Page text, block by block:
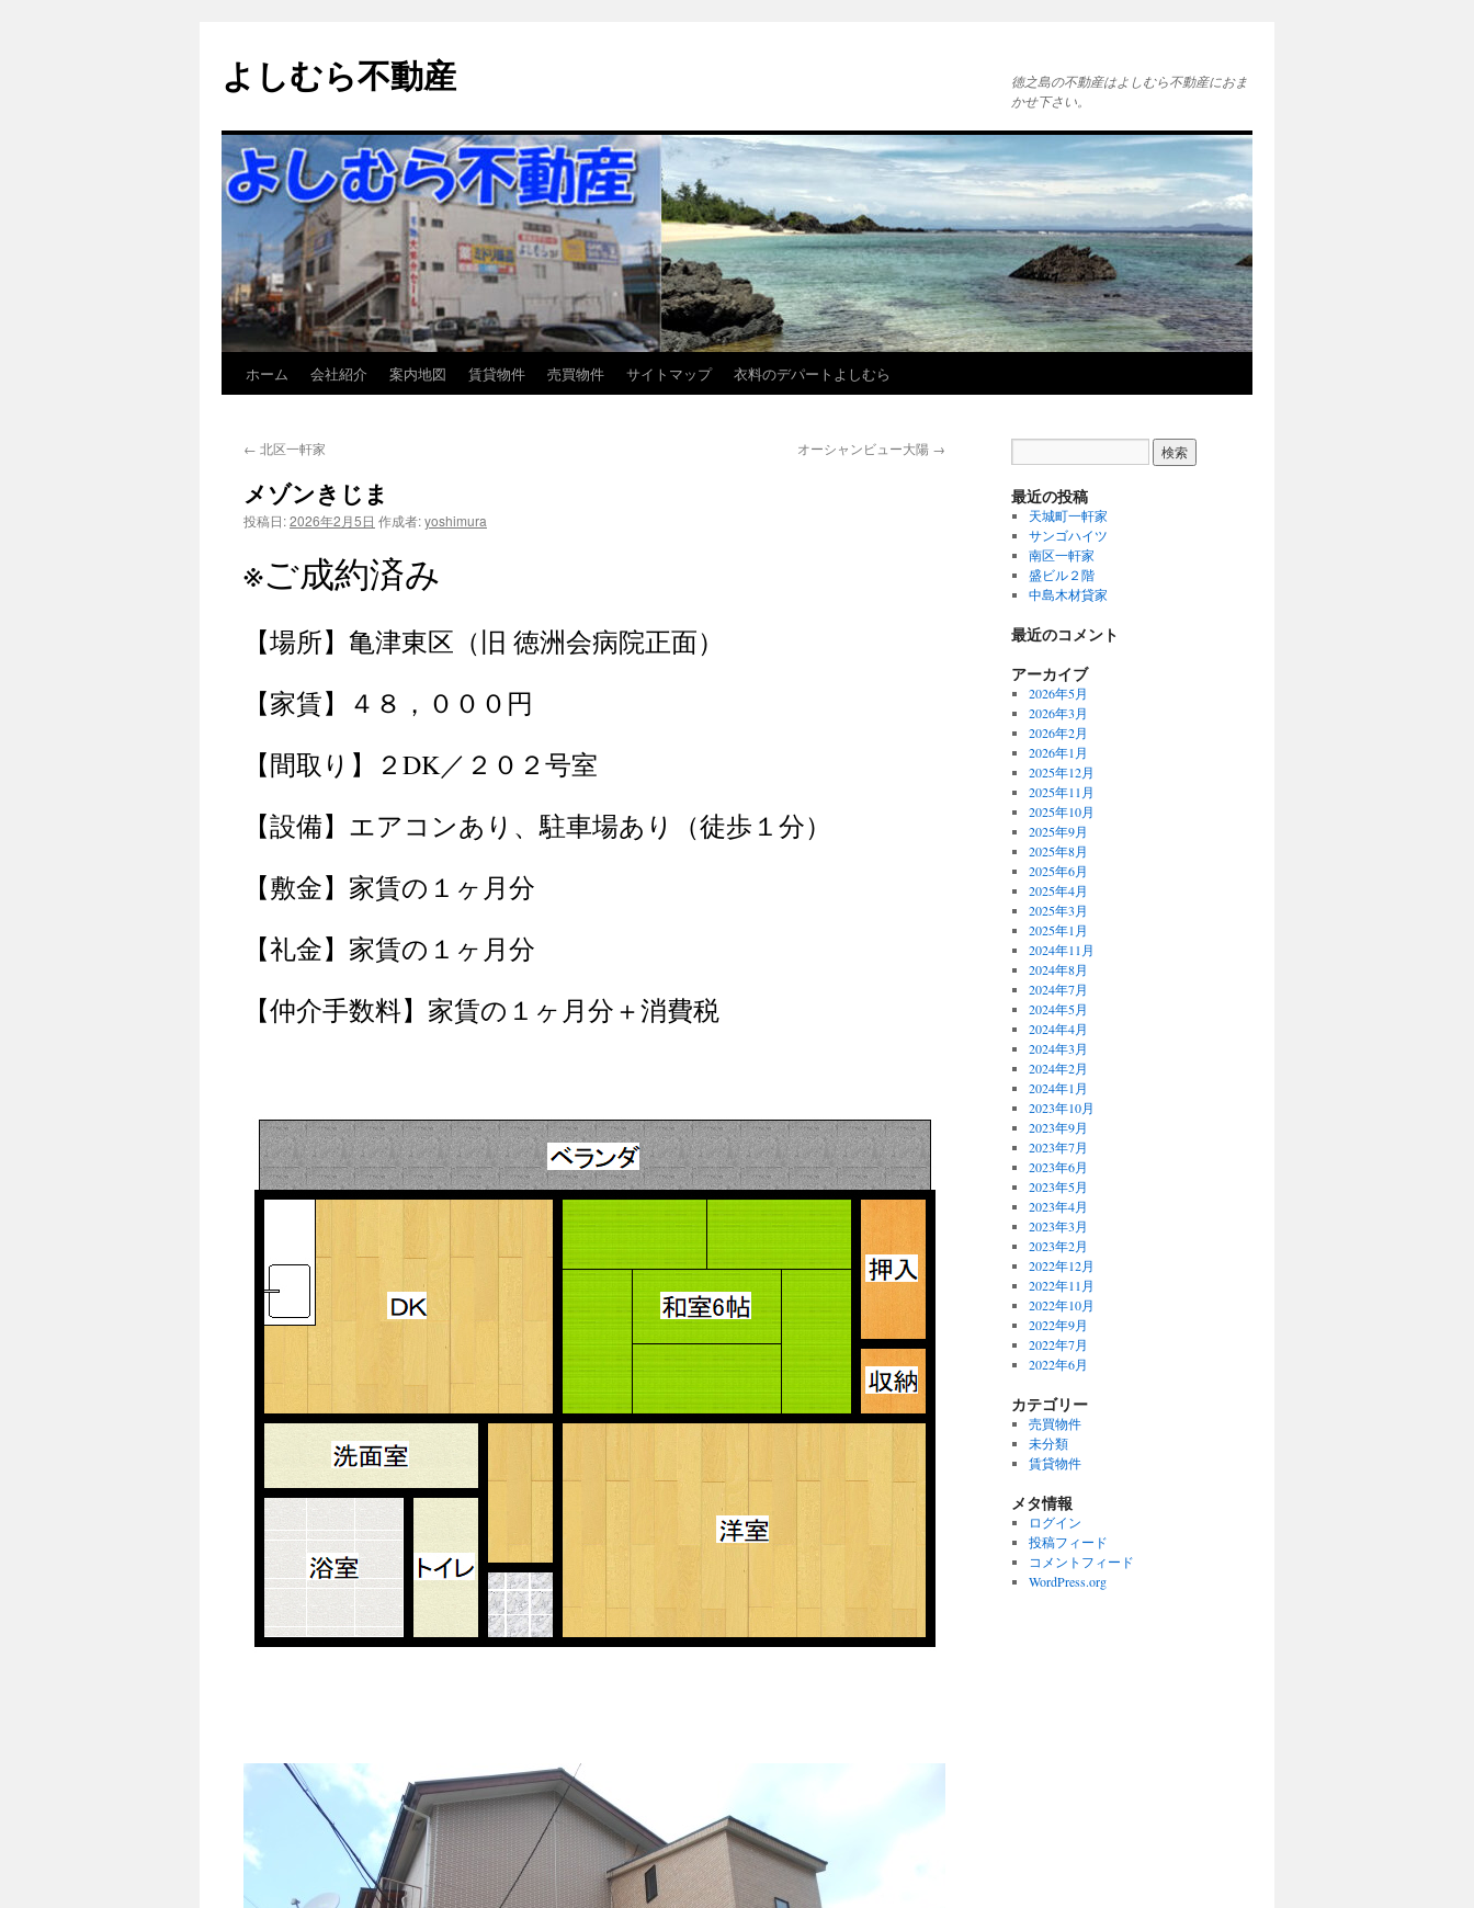
よしむら不動産
徳之島の不動産はよしむら不動産におま
かせ下さい。
へ
ホーム 会社紹介 案内地図 賃貸物件 売買物件 サイトマップ 衣料のデパートよしむら
← 北区一軒家 オーシャンビュー大陽 →
メゾンきじま
投稿日:2026年2月5日 作成者:yoshimura
※ご成約済み
【場所】亀津東区（旧 徳洲会病院正面）
【家賃】４８，０００円
【間取り】２DK／２０２号室
【設備】エアコンあり、駐車場あり（徒歩１分）
【敷金】家賃の１ヶ月分
【礼金】家賃の１ヶ月分
【仲介手数料】家賃の１ヶ月分＋消費税
最近の投稿
天城町一軒家
サンゴハイツ
南区一軒家
盛ビル２階
中島木材貸家
最近のコメント
アーカイブ
2026年5月
2026年3月
2026年2月
2026年1月
2025年12月
2025年11月
2025年10月
2025年9月
2025年8月
2025年6月
2025年4月
2025年3月
2025年1月
2024年11月
2024年8月
2024年7月
2024年5月
2024年4月
2024年3月
2024年2月
2024年1月
2023年10月
2023年9月
2023年7月
2023年6月
2023年5月
2023年4月
2023年3月
2023年2月
2022年12月
2022年11月
2022年10月
2022年9月
2022年7月
2022年6月
カテゴリー
売買物件
未分類
賃貸物件
メタ情報
ログイン
投稿フィード
コメントフィード
WordPress.org